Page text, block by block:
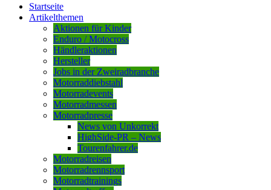
Startseite
Artikelthemen
Aktionen für Kinder
Enduro / Motocross
Händleraktionen
Hersteller
Jobs in der Zweiradbranche
Motorraddiebstahl
Motorradevents
Motorradmessen
Motorradpresse
News von Unkorrekt
HighSide-PR – News
Tourenfahrer.de
Motorradreisen
Motorradrennsport
Motorradtrainings